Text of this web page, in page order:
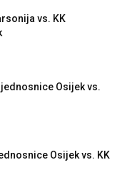
vs. KK
Osijek vs.
Osijek vs. KK